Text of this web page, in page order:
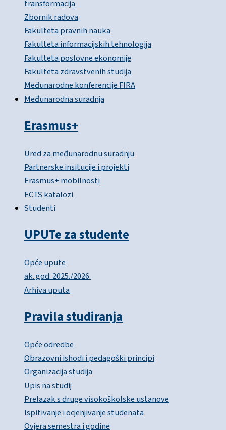
transformacija
Zbornik radova
Fakulteta pravnih nauka
Fakulteta informacijskih tehnologija
Fakulteta poslovne ekonomije
Fakulteta zdravstvenih studija
Međunarodne konferencije FIRA
Međunarodna suradnja
Erasmus+
Ured za međunarodnu suradnju
Partnerske insitucije i projekti
Erasmus+ mobilnosti
ECTS katalozi
Studenti
UPUTe za studente
Opće upute
ak. god. 2025./2026.
Arhiva uputa
Pravila studiranja
Opće odredbe
Obrazovni ishodi i pedagoški principi
Organizacija studija
Upis na studij
Prelazak s druge visokoškolske ustanove
Ispitivanje i ocjenjivanje studenata
Ovjera semestra i godine